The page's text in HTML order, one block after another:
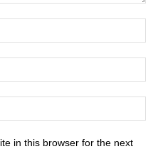
in this browser for the next